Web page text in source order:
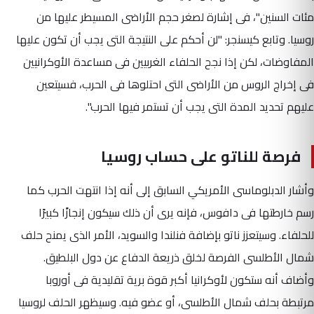
مئات السنين"، فى إشارة لصغر حجم الأراضى المسيطر عليها من
روسيا. وتابع كيسنجر: "لن أحكم على النتيجة التى يجب أن تكون عليها
المفاوضات، لكن إذا نجح الحلفاء الغربيين فى مساعدة الأوكرانيين
فى إخراج الروس من الأراضى التى احتلوها فى الحرب، فسيتعين
عليهم تحديد المدة التى يجب أن تستمر فيها الحرب".
فرصة للناتو على حساب روسيا
وأشار الدبلوماسى الأمريكي السابق إلى أنه إذا انتهت الحرب كما
رسم خارطتها فى دافوس، فإنه يرى أن ذلك سيكون إنجازًا كبيرًا
للحلفاء. وسيتعزز ناتو بإضافة فنلندا والسويد، الأمر الذى يمنح حلف
شمال الأطلسى الفرصة لخلق ذريعة الدفاع عن دول البلطيق.
وأضاف أنه ستكون لأوكرانيا أكبر قوة برية تقليدية فى أوروبا
مرتبطة بحلف شمال الأطلسى، أو عضو فيه. وسيظهر الحلف لروسيا